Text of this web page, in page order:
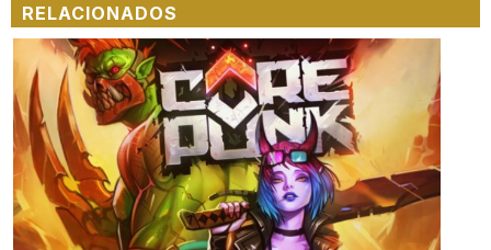
RELACIONADOS